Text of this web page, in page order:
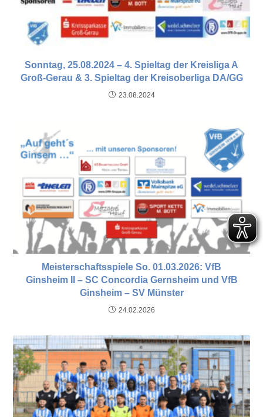
Sonntag, 25.08.2024 – 4. Spieltag der Kreisliga A
Groß-Gerau & 3. Spieltag der Kreisoberliga DA/GG
23.08.2024
Meisterschaftsspiele So. 01.03.2026: VfB
Ginsheim II – SC Concordia Gernsheim und VfB
Ginsheim – SV Münster
24.02.2026